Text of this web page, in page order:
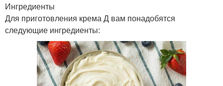
Ингредиенты
Для приготовления крема Д вам понадобятся
следующие ингредиенты: